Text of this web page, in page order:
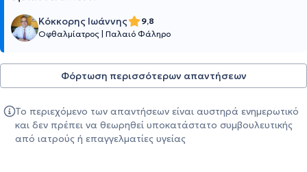
Κόκκορης Ιωάννης
9,8
Οφθαλμίατρος Παλαιό Φάληρο
Φόρτωση περισσότερων απαντήσεων
Το περιεχόμενο των απαντήσεων είναι αυστηρά ενημερωτικό
και δεν πρέπει να θεωρηθεί υποκατάστατο συμβουλευτικής
από ιατρούς ή επαγγελματίες υγείας